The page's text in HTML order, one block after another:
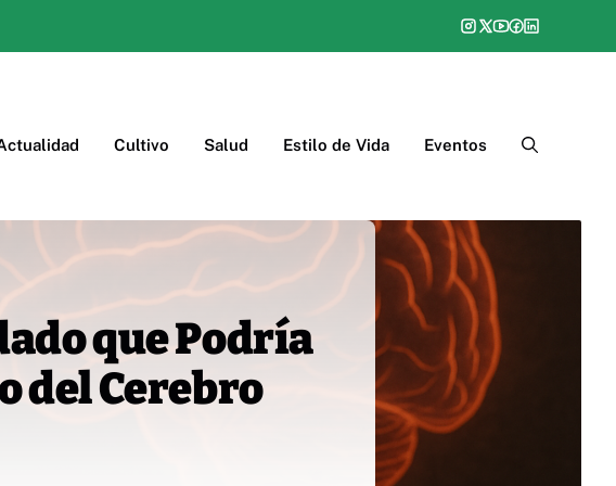
Cultivo Salud Estilo de Vida Eventos
que Podría
del Cerebro